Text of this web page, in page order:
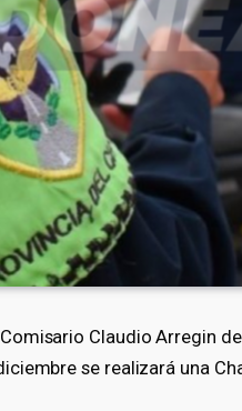
Claudio Arregin
se realizará una